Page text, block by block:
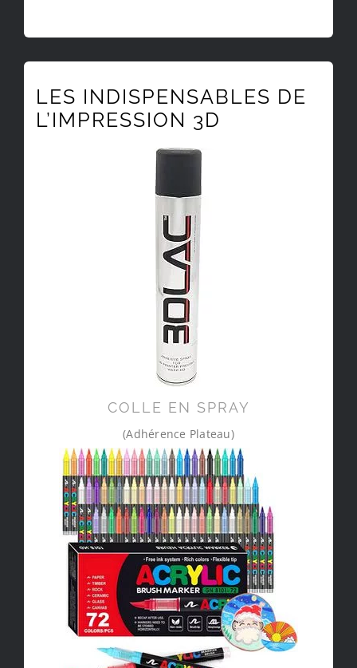
LES INDISPENSABLES DE
L’IMPRESSION 3D
COLLE EN SPRAY
(Adhérence Plateau)